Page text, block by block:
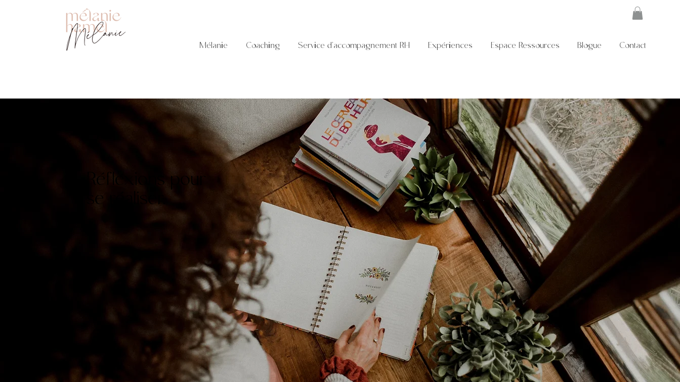
Mélanie Coaching Service d'accompagnement RH Expériences Espace Ressources Blogue Contact
Réflexions pour
se réaliser.